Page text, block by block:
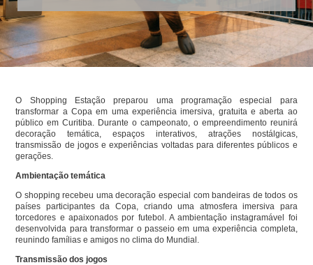
O Shopping Estação preparou uma programação especial para
transformar a Copa em uma experiência imersiva, gratuita e aberta ao
público em Curitiba. Durante o campeonato, o empreendimento reunirá
decoração temática, espaços interativos, atrações nostálgicas,
transmissão de jogos e experiências voltadas para diferentes públicos e
gerações.
Ambientação temática
O shopping recebeu uma decoração especial com bandeiras de todos os
países participantes da Copa, criando uma atmosfera imersiva para
torcedores e apaixonados por futebol. A ambientação instagramável foi
desenvolvida para transformar o passeio em uma experiência completa,
reunindo famílias e amigos no clima do Mundial.
Transmissão dos jogos